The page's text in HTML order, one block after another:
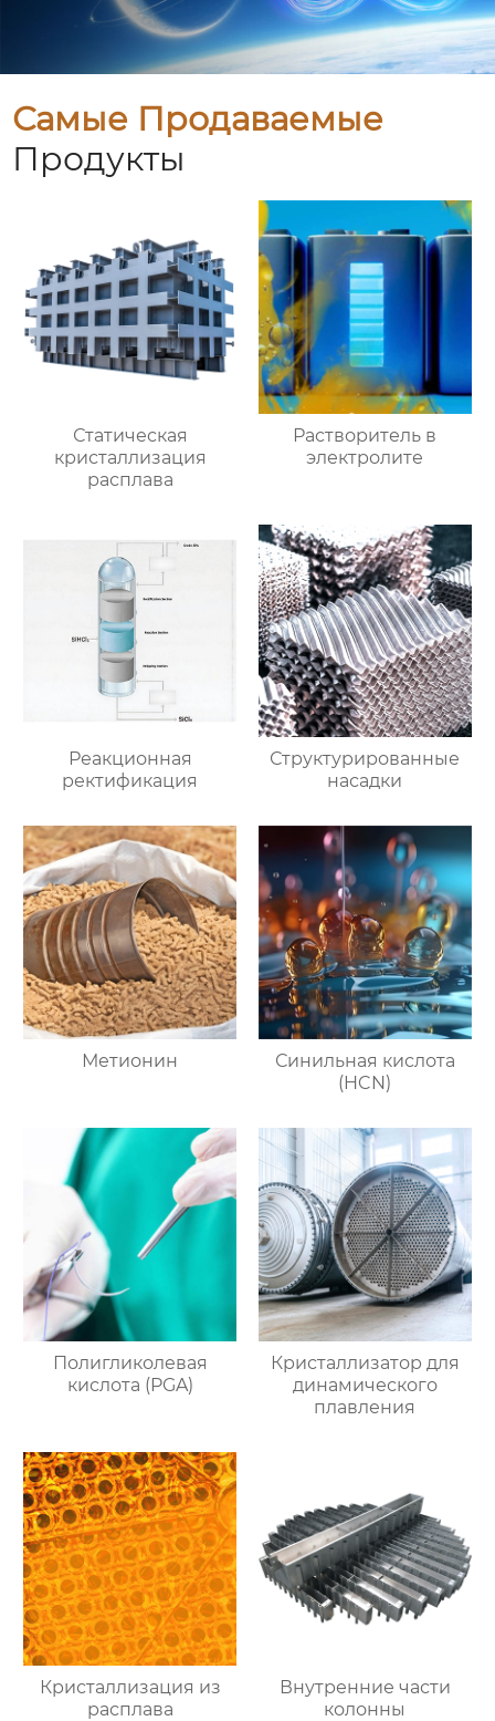
Самые Продаваемые
Продукты
Статическая
кристаллизация
расплава
Растворитель в
электролите
Реакционная
ректификация
Структурированные
насадки
Метионин
Синильная кислота
(HCN)
Полигликолевая
кислота (PGA)
Кристаллизатор для
динамического
плавления
Кристаллизация из
расплава
Внутренние части
колонны